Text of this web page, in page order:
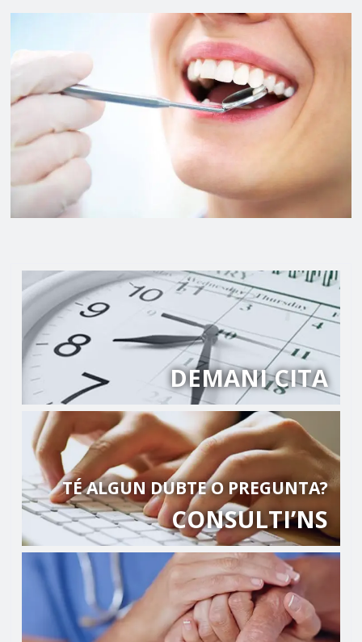
DEMANI CITA
TÉ ALGUN DUBTE O PREGUNTA?
CONSULTI’NS